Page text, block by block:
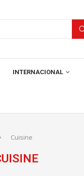
INTERNACIONAL
Cuisine